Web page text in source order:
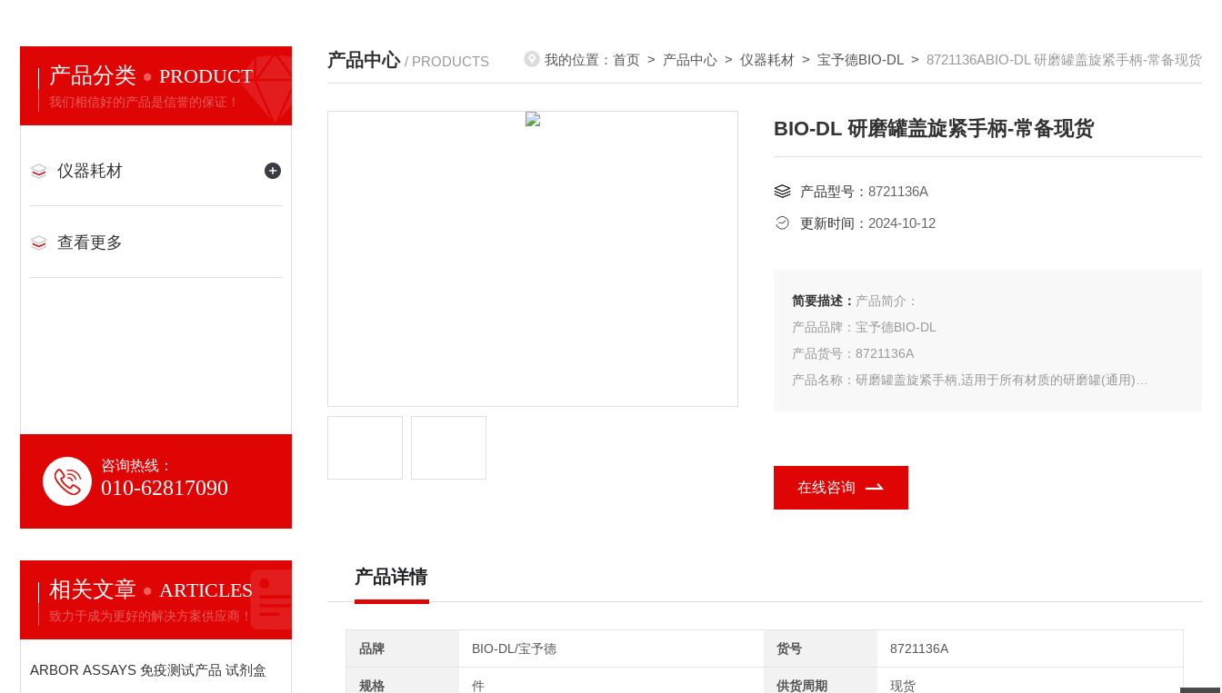
产品分类 PRODUCT
我们相信好的产品是信誉的保证！
仪器耗材
查看更多
咨询热线：
010-62817090
相关文章 ARTICLES
致力于成为更好的解决方案供应商！
ARBOR ASSAYS 免疫测试产品 试剂盒
产品中心 / PRODUCTS 我的位置： 首页 > 产品中心 > 仪器耗材 > 宝予德BIO-DL > 8721136ABIO-DL 研磨罐盖旋紧手柄-常备现货
BIO-DL 研磨罐盖旋紧手柄-常备现货
产品型号： 8721136A
更新时间： 2024-10-12
简要描述： 产品简介：
产品品牌：宝予德BIO-DL
产品货号：8721136A
产品名称：研磨罐盖旋紧手柄,适用于所有材质的研磨罐(通用)
在线咨询
产品详情
品牌 BIO-DL/宝予德 货号 8721136A
规格 件 供货周期 现货